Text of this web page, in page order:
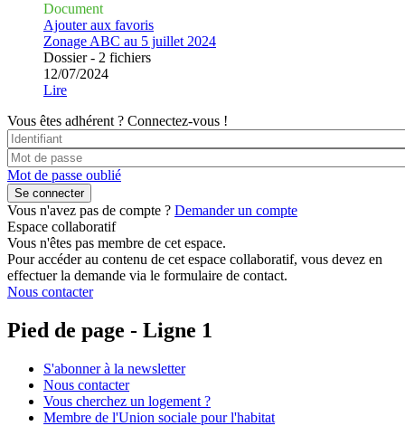
Document
Ajouter aux favoris
Zonage ABC au 5 juillet 2024
Dossier - 2 fichiers
12/07/2024
Lire
Vous êtes adhérent ? Connectez-vous !
Mot de passe oublié
Vous n'avez pas de compte ? Demander un compte
Espace collaboratif
Vous n'êtes pas membre de cet espace.
Pour accéder au contenu de cet espace collaboratif, vous devez en
effectuer la demande via le formulaire de contact.
Nous contacter
Pied de page - Ligne 1
S'abonner à la newsletter
Nous contacter
Vous cherchez un logement ?
Membre de l'Union sociale pour l'habitat